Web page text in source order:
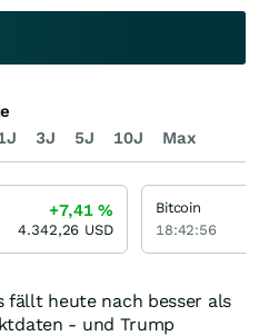
heute nach besser als
- und Trump
3J 5J 10J Max
+7,41%
4.342,26 USD
Bitcoin
18:42:56